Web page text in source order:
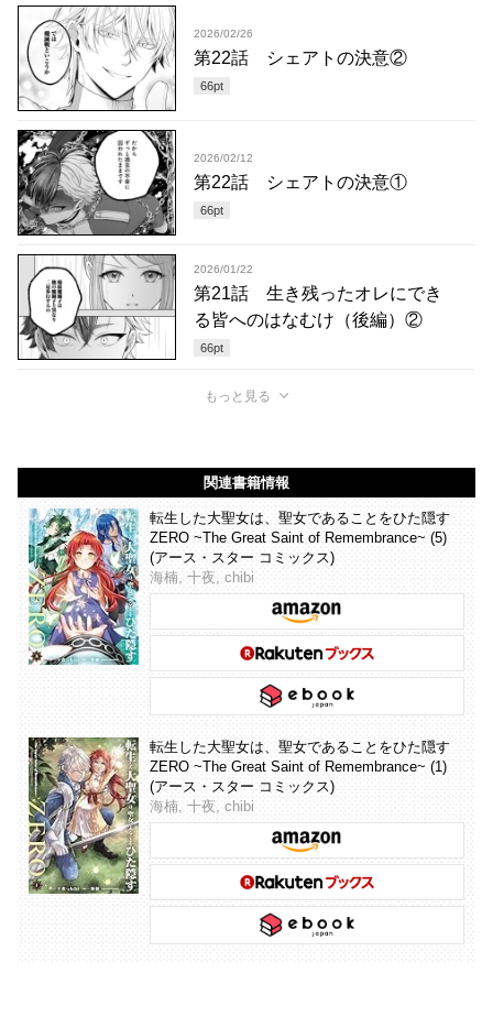
2026/02/26
第22話 シェアトの決意②
66pt
2026/02/12
第22話 シェアトの決意①
66pt
2026/01/22
第21話 生き残ったオレにでき
る皆へのはなむけ（後編）②
66pt
もっと見る
関連書籍情報
転生した大聖女は、聖女であることをひた隠す
ZERO ~The Great Saint of Remembrance~ (5)
(アース・スター コミックス)
海楠, 十夜, chibi
転生した大聖女は、聖女であることをひた隠す
ZERO ~The Great Saint of Remembrance~ (1)
(アース・スター コミックス)
海楠, 十夜, chibi